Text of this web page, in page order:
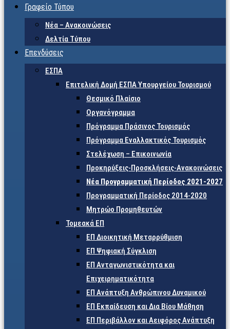
Γραφείο Τύπου
Νέα – Ανακοινώσεις
Δελτία Τύπου
Επενδύσεις
ΕΣΠΑ
Επιτελική Δομή ΕΣΠΑ Υπουργείου Τουρισμού
Θεσμικό Πλαίσιο
Οργανόγραμμα
Πρόγραμμα Πράσινος Τουρισμός
Πρόγραμμα Εναλλακτικός Τουρισμός
Στελέχωση – Επικοινωνία
Προκηρύξεις-Προσκλήσεις-Ανακοινώσεις
Νέα Προγραμματική Περίοδος 2021-2027
Προγραμματική Περίοδος 2014-2020
Μητρώο Προμηθευτών
Τομεακά ΕΠ
ΕΠ Διοικητική Μεταρρύθμιση
ΕΠ Ψηφιακή Σύγκλιση
ΕΠ Ανταγωνιστικότητα και
Επιχειρηματικότητα
ΕΠ Ανάπτυξη Ανθρώπινου Δυναμικού
ΕΠ Εκπαίδευση και Δια Βίου Μάθηση
ΕΠ Περιβάλλον και Αειφόρος Ανάπτυξη